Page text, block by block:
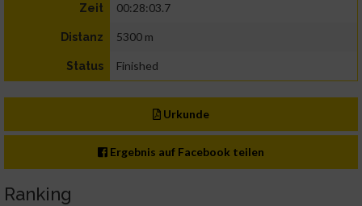
Zeit 00:28:03.7
Distanz 5300 m
Status Finished
Urkunde
Ergebnis auf Facebook teilen
Ranking